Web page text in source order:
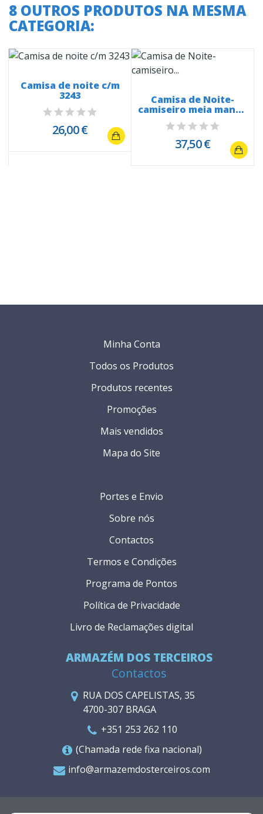
8 OUTROS PRODUTOS NA MESMA
CATEGORIA:
Camisa de noite c/m
3243
26,00 €
Camisa de Noite-
camiseiro meia manga
25044 com...
37,50 €
ARMAZÉM DOS TERCEIROS
Contactos
RUA DOS CAPELISTAS, 35
4700-307 BRAGA
+351 253 262 110
(Chamada rede fixa nacional)
info@armazemdosterceiros.com
Portes e Envio
Sobre nós
Contactos
Termos e Condições
Programa de Pontos
Política de Privacidade
Livro de Reclamações digital
Minha Conta
Todos os Produtos
Produtos recentes
Promoções
Mais vendidos
Mapa do Site